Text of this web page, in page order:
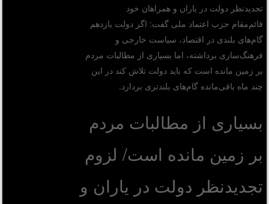
تجدیدنظر دولت در یاران و همراهان خود
قائم‌مقام حزب اعتماد ملی گفت: اگر دولت یازدهم
گام‌های بلندی در اقتصاد، سیاست خارجی و
فرهنگ‌سازی برداشته، اما بسیاری از مطالبات مردم
بر زمین مانده است که باید دولت تلاش کند در این
چند ماه باقی‌مانده گام‌های بلندتری بردارد.
بسیاری از مطالبات مردم
بر زمین مانده است/ لزوم
تجدیدنظر دولت در یاران و